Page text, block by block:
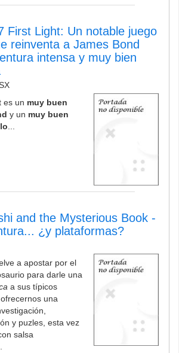
First Light: Un notable juego
reinventa a James Bond
intensa y muy bien
es un muy buen
y un muy buen
and the Mysterious Book -
¿y plataformas?
a apostar por el
para darle una
a sus típicos
una
y puzles, esta vez
salsa